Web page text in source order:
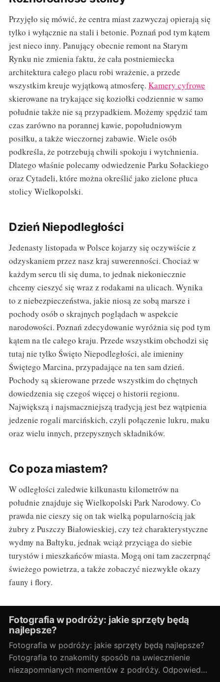
Przyjęło się mówić, że centra miast zazwyczaj opierają się
tylko i wyłącznie na stali i betonie. Poznań pod tym kątem
jest nieco inny. Panujący obecnie remont na Starym
Rynku nie zmienia faktu, że cała postniemiecka
architektura całego placu robi wrażenie, a przede
wszystkim kreuje wyjątkową atmosferę. Kamery cyfrowe
skierowane na trykające się koziołki codziennie w samo
południe także nie są przypadkiem. Możemy spędzić tam
czas zarówno na porannej kawie, popołudniowym
posiłku, a także wieczornej zabawie. Wiele osób
podkreśla, że potrzebują chwili spokoju i wytchnienia.
Dlatego właśnie polecamy odwiedzenie Parku Sołackiego
oraz Cytadeli, które można określić jako zielone płuca
stolicy Wielkopolski.
Dzień Niepodległości
Jedenasty listopada w Polsce kojarzy się oczywiście z
odzyskaniem przez nasz kraj suwerenności. Chociaż w
każdym sercu tli się duma, to jednak niekoniecznie
chcemy cieszyć się wraz z rodakami na ulicach. Wynika
to z niebezpieczeństwa, jakie niosą ze sobą marsze i
pochody osób o skrajnych poglądach w aspekcie
narodowości. Poznań zdecydowanie wyróżnia się pod tym
kątem na tle całego kraju. Przede wszystkim obchodzi się
tutaj nie tylko Święto Niepodległości, ale imieniny
Świętego Marcina, przypadające na ten sam dzień.
Pochody są skierowane przede wszystkim do chętnych
dowiedzenia się czegoś więcej o historii regionu.
Największą i najsmaczniejszą tradycją jest bez wątpienia
jedzenie rogali marcińskich, czyli połączenie lukru, maku
oraz wielu innych, przepysznych składników.
Co poza miastem?
W odległości zaledwie kilkunastu kilometrów na
południe znajduje się Wielkopolski Park Narodowy. Co
prawda nie cieszy się on tak wielką popularnością jak
żubry z Puszczy Białowieskiej, czy też charakterystyczne
wydmy na Bałtyku, jednak wciąż przyciąga do siebie
turystów i mieszkańców miasta. Mogą oni tam zaczerpnąć
świeżego powietrza, a także zobaczyć niezwykłe okazy
fauny i flory.
Fotografia w podróży: jakie sprzęty będą
najlepsze?
Fotografia w podróży: jakie sprzęty będą najlepsze?
Fotografia to znakomity sposób na uwiecznienie
niezapomnianych momentów z podróży. Odpowiedni